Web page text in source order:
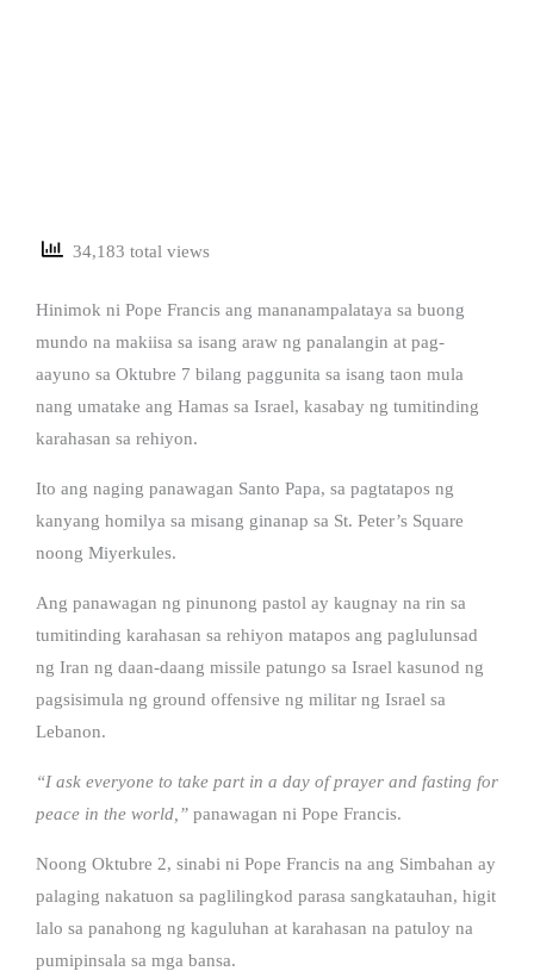
34,183 total views
Hinimok ni Pope Francis ang mananampalataya sa buong
mundo na makiisa sa isang araw ng panalangin at pag-
aayuno sa Oktubre 7 bilang paggunita sa isang taon mula
nang umatake ang Hamas sa Israel, kasabay ng tumitinding
karahasan sa rehiyon.
Ito ang naging panawagan Santo Papa, sa pagtatapos ng
kanyang homilya sa misang ginanap sa St. Peter’s Square
noong Miyerkules.
Ang panawagan ng pinunong pastol ay kaugnay na rin sa
tumitinding karahasan sa rehiyon matapos ang paglulunsad
ng Iran ng daan-daang missile patungo sa Israel kasunod ng
pagsisimula ng ground offensive ng militar ng Israel sa
Lebanon.
“I ask everyone to take part in a day of prayer and fasting for
peace in the world,” panawagan ni Pope Francis.
Noong Oktubre 2, sinabi ni Pope Francis na ang Simbahan ay
palaging nakatuon sa paglilingkod parasa sangkatauhan, higit
lalo sa panahong ng kaguluhan at karahasan na patuloy na
pumipinsala sa mga bansa.